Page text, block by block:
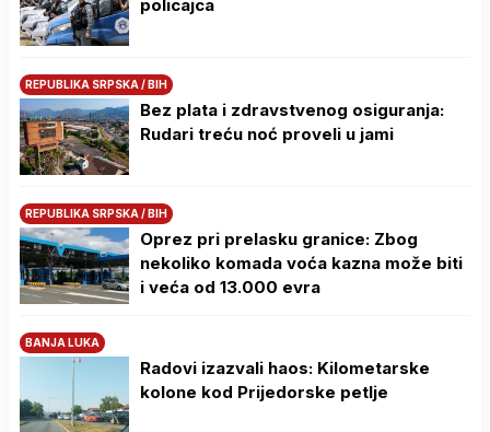
policajca
REPUBLIKA SRPSKA / BIH
Bez plata i zdravstvenog osiguranja:
Rudari treću noć proveli u jami
REPUBLIKA SRPSKA / BIH
Oprez pri prelasku granice: Zbog
nekoliko komada voća kazna može biti
i veća od 13.000 evra
BANJA LUKA
Radovi izazvali haos: Kilometarske
kolone kod Prijedorske petlje